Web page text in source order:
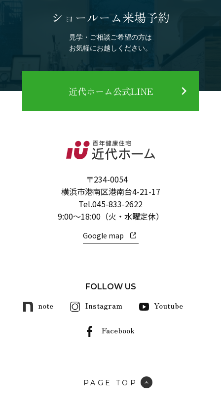
ショールーム来場予約
見学・ご相談ご希望の方は
お気軽にお越しください。
近代ホーム公式LINE
〒234-0054
横浜市港南区港南台4-21-17
Tel.045-833-2622
9:00～18:00（火・水曜定休）
Google map
FOLLOW US
note Instagram Youtube
Facebook
PAGE TOP